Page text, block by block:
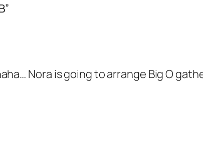
Nora is going to arrange Big O